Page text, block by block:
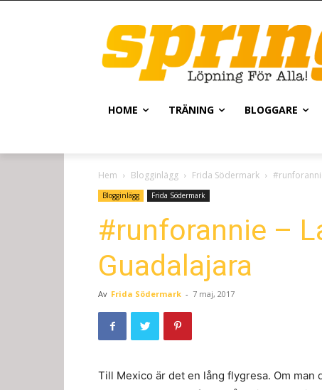
HOME TRÄNING BLOGGARE
Hem Blogginlägg Frida Södermark
Blogginlägg Frida Södermark
#runforannie –
Guadalajara
Av Frida Södermark - 7 maj, 2017
Till Mexico är det en lång flygresa. Om